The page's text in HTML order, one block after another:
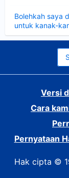
Bolehkah saya
untuk kanak-
Versi
Cara
Pernyataan
Hak cipta ©